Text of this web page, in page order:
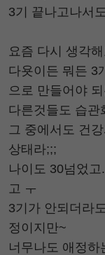
3기 끝나고나서
요즘 다시 생각
다욧이든 뭐든 3
으로 만들어야
다른것들도 습
그 중에서도 건
상태라;;;
나이도 30넘었
고 ㅜ
3기가 안되더라
정이지만~
너무나도 애정